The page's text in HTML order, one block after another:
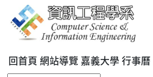
回首頁 網站導覽 嘉義大學行事曆